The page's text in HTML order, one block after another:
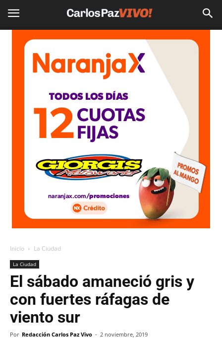
Inicio La Ciudad
La Ciudad
El sábado amaneció gris y
con fuertes ráfagas de
viento sur
Por Redacción Carlos Paz Vivo - 2 noviembre, 2019